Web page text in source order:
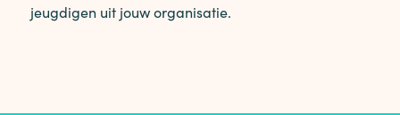
jeugdigen uit jouw organisatie.